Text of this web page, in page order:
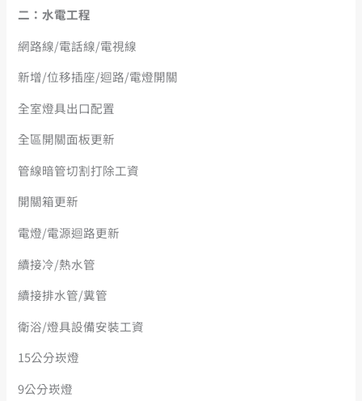
二：水電工程
網路線/電話線/電視線
新增/位移插座/迴路/電燈開關
全室燈具出口配置
全區開關面板更新
管線暗管切割打除工資
開關箱更新
電燈/電源迴路更新
續接冷/熱水管
續接排水管/糞管
衛浴/燈具設備安裝工資
15公分崁燈
9公分崁燈